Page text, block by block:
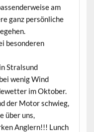
am
ganz persönliche
besonderen
Stralsund
wenig Wind
im Oktober.
der Motor schwieg,
über uns,
Anglern!!! Lunch